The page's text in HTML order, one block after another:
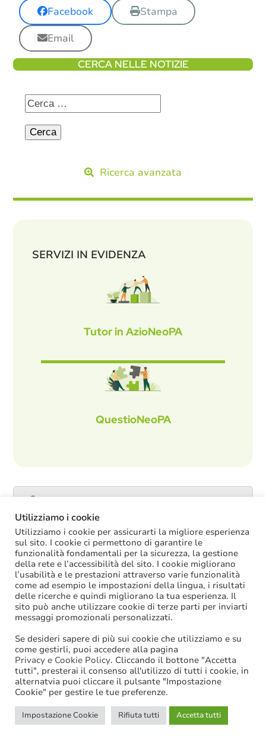
Facebook
Stampa
Email
CERCA NELLE NOTIZIE
Ricerca avanzata
SERVIZI IN EVIDENZA
Tutor in AzioNeoPA
QuestioNeoPA
ULTIME NOTIZIE
La soppressione dei vecchi tetti di spesa
offre più margini anche per l’aumento del
salario accessorio
ACCRUAL: come si registrano i
trasferimenti vincolati per investimenti
riscossi prima del 2025?
Oggi in Cdm il nuovo “Decreto PA”: molte
le novità di interesse per gli enti locali
Niente assunzioni tramite scorrimento di
graduatorie di mobilità
Sanzioni BDAP: aumenta il fondo per il
contributo alla finanza pubblica
Utilizziamo i cookie
Utilizziamo i cookie per assicurarti la migliore esperienza
sul sito. I cookie ci permettono di garantire le
funzionalità fondamentali per la sicurezza, la gestione
della rete e l’accessibilità del sito. I cookie migliorano
l’usabilità e le prestazioni attraverso varie funzionalità
come ad esempio le impostazioni della lingua, i risultati
delle ricerche e quindi migliorano la tua esperienza. Il
sito può anche utilizzare cookie di terze parti per inviarti
messaggi promozionali personalizzati.
Se desideri sapere di più sui cookie che utilizziamo e su
come gestirli, puoi accedere alla pagina
Privacy e Cookie Policy. Cliccando il bottone "Accetta
tutti", presterai il consenso all'utilizzo di tutti i cookie, in
alternatvia puoi cliccare il pulsante "Impostazione
Cookie" per gestire le tue preferenze.
Impostazione Cookie Rifiuta tutti Accetta tutti